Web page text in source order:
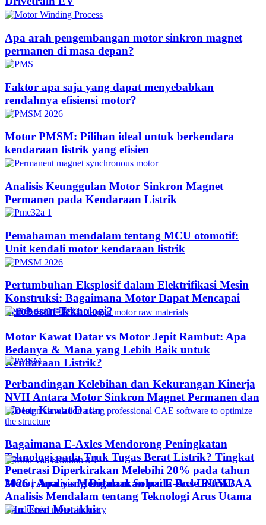
Apa arah pengembangan motor sinkron magnet
permanen di masa depan?
Faktor apa saja yang dapat menyebabkan
rendahnya efisiensi motor?
Motor PMSM: Pilihan ideal untuk berkendara
kendaraan listrik yang efisien
Analisis Keunggulan Motor Sinkron Magnet
Permanen pada Kendaraan Listrik
Pemahaman mendalam tentang MCU otomotif:
Unit kendali motor kendaraan listrik
Pertumbuhan Eksplosif dalam Elektrifikasi Mesin
Konstruksi: Bagaimana Motor Dapat Mencapai
Terobosan Teknologi?​
Motor Kawat Datar vs Motor Jepit Rambut: Apa
Bedanya & Mana yang Lebih Baik untuk
Kendaraan Listrik?
Perbandingan Kelebihan dan Kekurangan Kinerja
NVH Antara Motor Sinkron Magnet Permanen dan
Motor Kawat Datar
Bagaimana E-Axles Mendorong Peningkatan
Teknologi pada Truk Tugas Berat Listrik? Tingkat
Penetrasi Diperkirakan Melebihi 20% pada tahun
2026 | Analisis Mendalam Solusi E-Axle PUMBAA
Motor Apa yang Digunakan pada Bus Listrik?
Analisis Mendalam tentang Teknologi Arus Utama
dan Tren Mutakhir